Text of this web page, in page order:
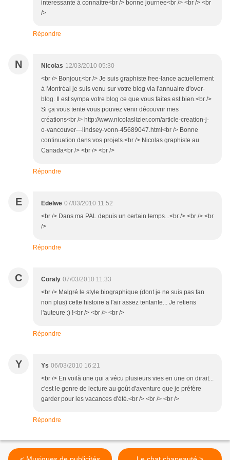
interessante à connaitre<br /> bonne journee<br /> <br /> <br
/>
Répondre
N Nicolas 12/03/2010 05:30
<br /> Bonjour,<br /> Je suis graphiste free-lance actuellement
à Montréal je suis venu sur votre blog via l'annuaire d'over-
blog. Il est sympa votre blog ce que vous faites est bien.<br />
Si ça vous tente vous pouvez venir découvrir mes
créations<br /> http://www.nicolaslizier.com/article-creation-j-
o-vancouver---lindsey-vonn-45689047.html<br /> Bonne
continuation dans vos projets.<br /> Nicolas graphiste au
Canada<br /> <br /> <br />
Répondre
E Edelwe 07/03/2010 11:52
<br /> Dans ma PAL depuis un certain temps...<br /> <br /> <br
/>
Répondre
C Coraly 07/03/2010 11:33
<br /> Malgré le style biographique (dont je ne suis pas fan
non plus) cette histoire a l'air assez tentante... Je retiens
l'auteure :) !<br /> <br /> <br />
Répondre
Y Ys 06/03/2010 16:21
<br /> En voilà une qui a vécu plusieurs vies en une on dirait...
c'est le genre de lecture au goût d'aventure que je préfère
garder pour les vacances d'été.<br /> <br /> <br />
Répondre